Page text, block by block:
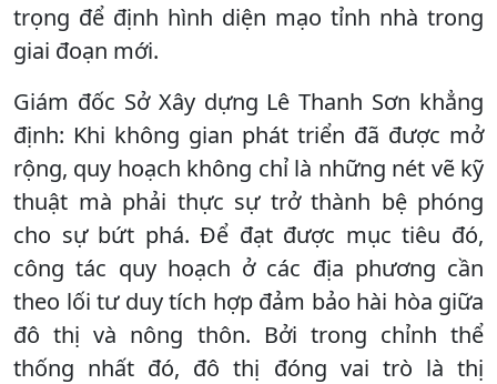
trọng để định hình diện mạo tỉnh nhà trong
giai đoạn mới.
Giám đốc Sở Xây dựng Lê Thanh Sơn khẳng
định: Khi không gian phát triển đã được mở
rộng, quy hoạch không chỉ là những nét vẽ kỹ
thuật mà phải thực sự trở thành bệ phóng
cho sự bứt phá. Để đạt được mục tiêu đó,
công tác quy hoạch ở các địa phương cần
theo lối tư duy tích hợp đảm bảo hài hòa giữa
đô thị và nông thôn. Bởi trong chỉnh thể
thống nhất đó, đô thị đóng vai trò là thị